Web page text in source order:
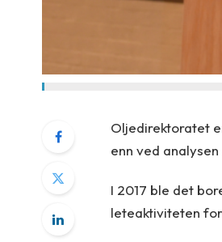
Oljedirektoratet
enn ved
I 2017 ble det
leteaktiviteten